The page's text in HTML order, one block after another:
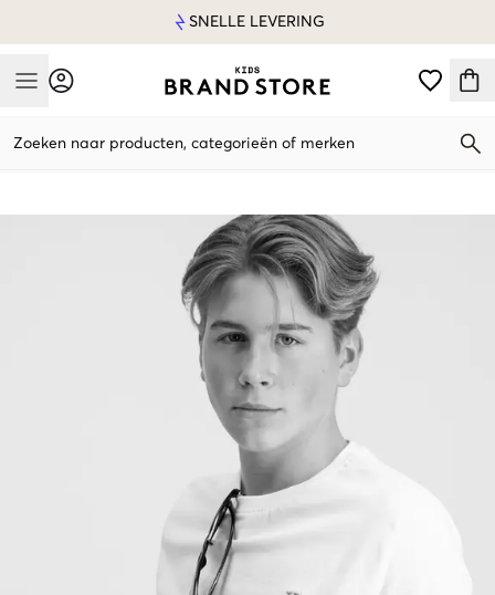
SNELLE LEVERING
Mobile Menu
Zoeken naar producten, categorieën of merken